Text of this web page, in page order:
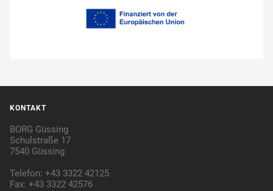
KONTAKT
BORG Güssing
Schulstraße 17
7540 Güssing
Telefon: +43 3322 42125
Fax: +43 3322 42576